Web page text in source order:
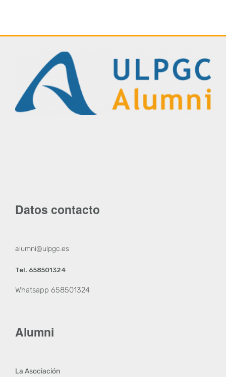
Datos contacto
alumni@ulpgc.es
Tel. 658501324
Whatsapp 658501324
Alumni
La Asociación